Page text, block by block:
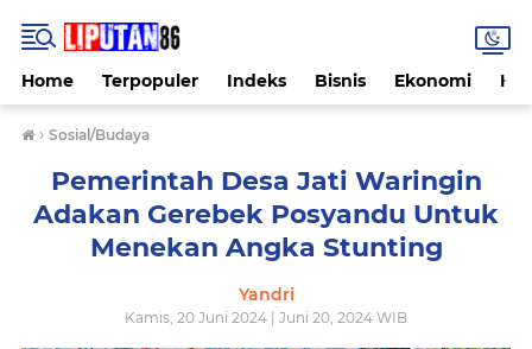
Home Terpopuler Indeks Bisnis Ekonomi
› Sosial/Budaya
Pemerintah Desa Jati Waringin
Adakan Gerebek Posyandu Untuk
Menekan Angka Stunting
Yandri
Kamis, 20 Juni 2024 | Juni 20, 2024 WIB